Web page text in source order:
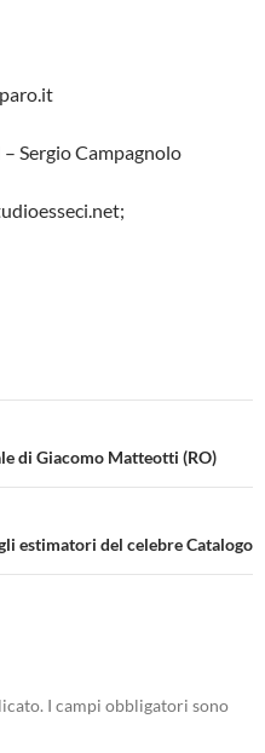
Sergio Campagnolo
di Giacomo Matteotti (RO)
estimatori del celebre Catalogo
I campi obbligatori sono